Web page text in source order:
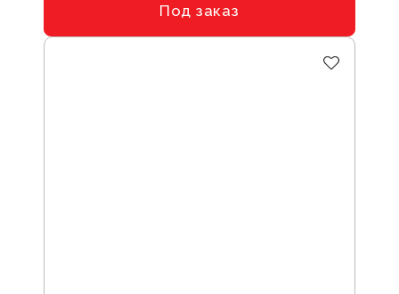
Под заказ